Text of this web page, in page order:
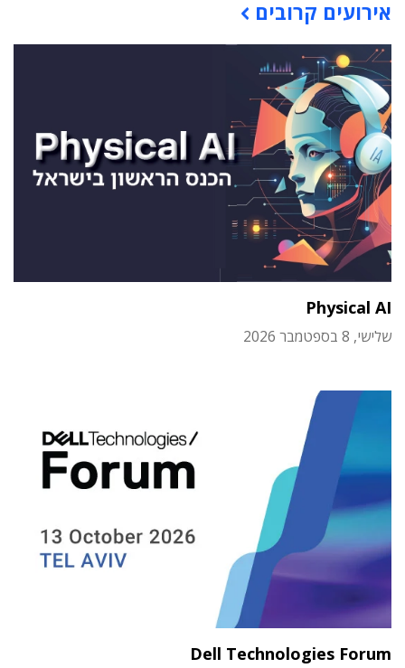
אירועים קרובים
Physical AI
שלישי, 8 בספטמבר 2026
Dell Technologies Forum